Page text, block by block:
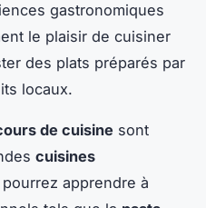
gastronomiques
le plaisir de cuisiner
des plats préparés par
locaux.
de cuisine sont
cuisines
apprendre à